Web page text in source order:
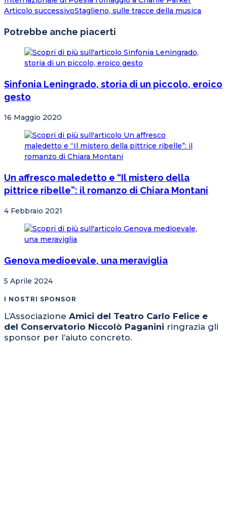
Articolo successivoStaglieno, sulle tracce della musica
Potrebbe anche piacerti
Sinfonia Leningrado, storia di un piccolo, eroico
gesto
16 Maggio 2020
Un affresco maledetto e “Il mistero della
pittrice ribelle”: il romanzo di Chiara Montani
4 Febbraio 2021
Genova medioevale, una meraviglia
5 Aprile 2024
I NOSTRI SPONSOR
L’Associazione Amici del Teatro Carlo Felice e
del Conservatorio Niccolò Paganini ringrazia gli
sponsor per l’aiuto concreto.